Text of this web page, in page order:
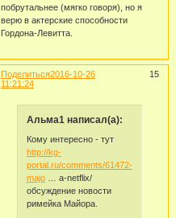
побрутальнее (мягко говоря), но я
верю в актерские способности
Гордона-Левитта.
Поделиться 15
2016-10-26
11:21:24
Альма1 написал(а):
Кому интересно - тут
http://kg-
portal.ru/comments/61472-
majo… a-netflix/
обсуждение новости
римейка Майора.